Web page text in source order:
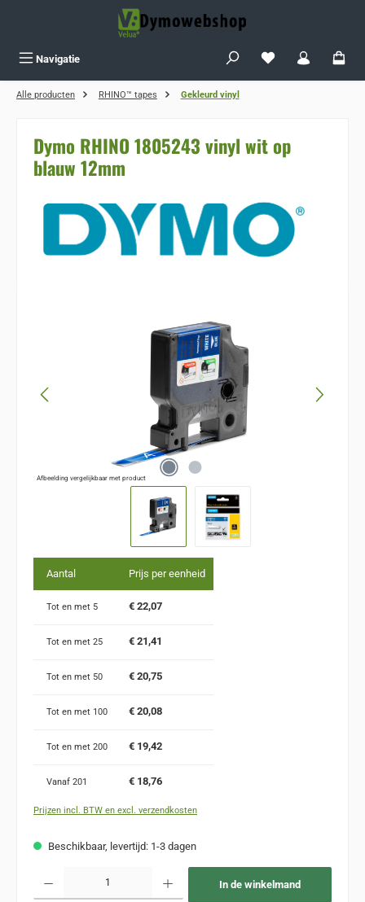
Navigatie Je hebt 0 items op
Alle producten RHINO™ tapes Gekleurd vinyl
Dymo RHINO 1805243 vinyl wit op
blauw 12mm
Afbeelding vergelijkbaar met product
Aantal Prijs per eenheid
Tot en met 5 € 22,07
Tot en met 25 € 21,41
Tot en met 50 € 20,75
Tot en met 100 € 20,08
Tot en met 200 € 19,42
Vanaf 201 € 18,76
Prijzen incl. BTW en excl. verzendkosten
Beschikbaar, levertijd: 1-3 dagen
In de winkelmand